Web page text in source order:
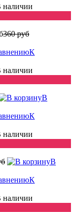
наличии
360 руб
К
наличии
В
К
наличии
В
К
наличии